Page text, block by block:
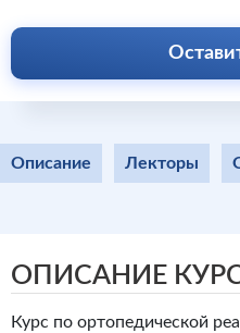
Описание Лекторы
ОПИСАНИЕ
Курс по ортопедической